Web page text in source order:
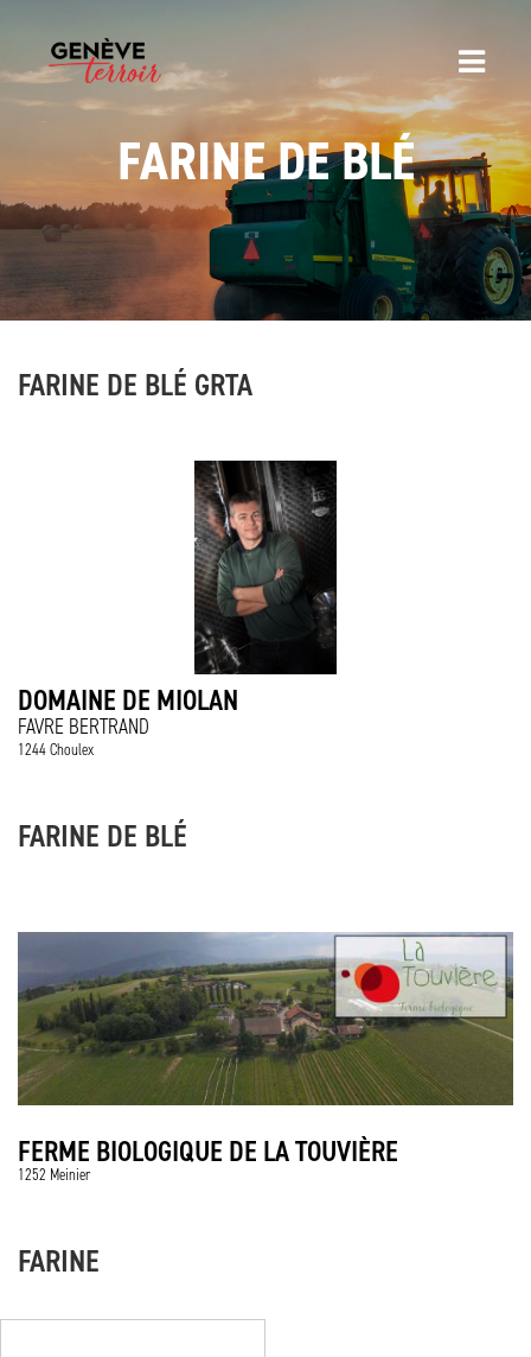
FARINE DE BLÉ
FARINE DE BLÉ GRTA
DOMAINE DE MIOLAN
FAVRE BERTRAND
1244 Choulex
FARINE DE BLÉ
FERME BIOLOGIQUE DE LA TOUVIÈRE
1252 Meinier
FARINE